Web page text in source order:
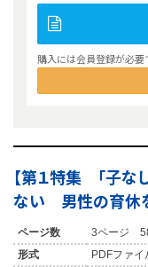
購入には会員登録が必要
【第１特集 「子な
ない 男性の育休を
ページ数
3ページ
形式
PDFファ